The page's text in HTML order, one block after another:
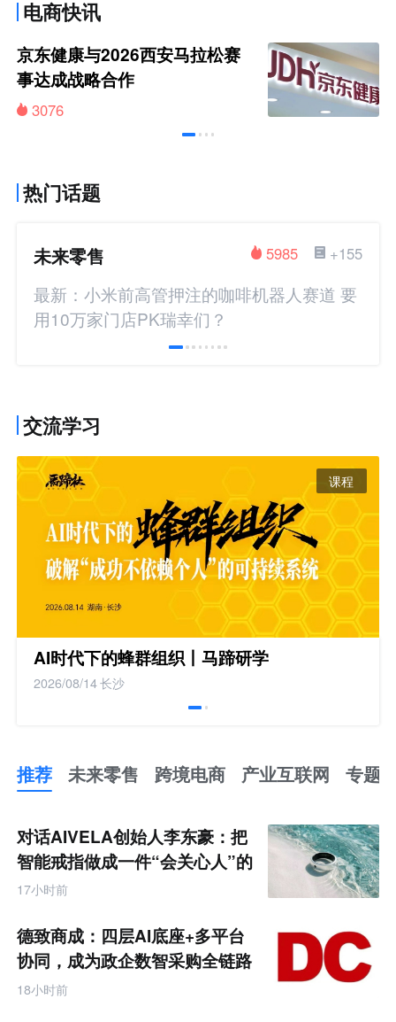
电商快讯
京东健康与2026西安马拉松赛
事达成战略合作
3076
热门话题
未来零售 +155
5985
最新：小米前高管押注的咖啡机器人赛道 要
用10万家门店PK瑞幸们？
交流学习
课程
AI时代下的蜂群组织丨马蹄研学
2026/08/14长沙
推荐 未来零售 跨境电商 产业互联网 专题
来
零
售
跨
境
商
产
业
互
联
网
对话AIVELA创始人李东豪：把
智能戒指做成一件“会关心人”的
饰品
17小时前
德致商成：四层AI底座+多平台
协同，成为政企数智采购全链路
服务商
18小时前